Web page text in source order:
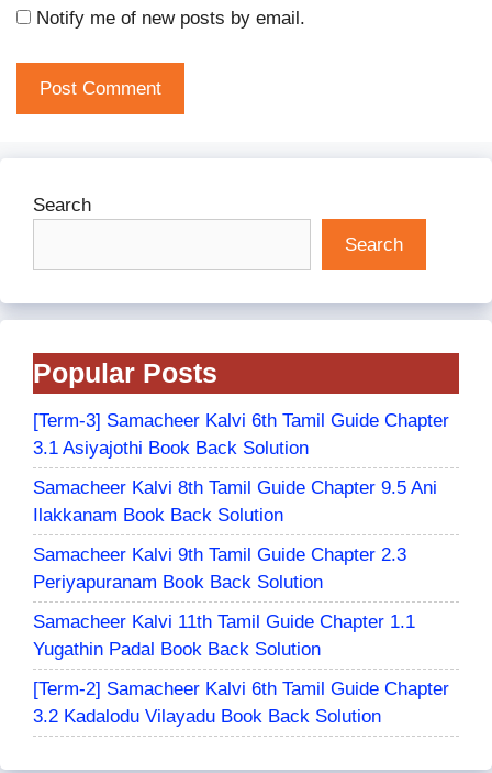
Notify me of new posts by email.
Search
Search
Popular Posts
[Term-3] Samacheer Kalvi 6th Tamil Guide Chapter
3.1 Asiyajothi Book Back Solution
Samacheer Kalvi 8th Tamil Guide Chapter 9.5 Ani
Ilakkanam Book Back Solution
Samacheer Kalvi 9th Tamil Guide Chapter 2.3
Periyapuranam Book Back Solution
Samacheer Kalvi 11th Tamil Guide Chapter 1.1
Yugathin Padal Book Back Solution
[Term-2] Samacheer Kalvi 6th Tamil Guide Chapter
3.2 Kadalodu Vilayadu Book Back Solution